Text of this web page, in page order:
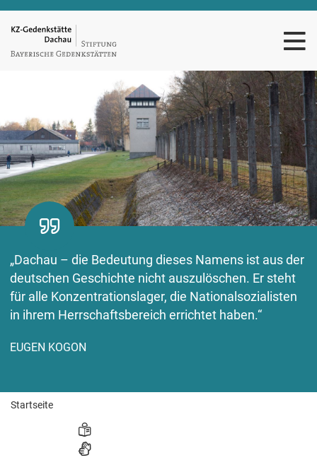
„Dachau – die Bedeutung dieses Namens ist aus der
deutschen Geschichte nicht auszulöschen. Er steht
für alle Konzentrationslager, die Nationalsozialisten
in ihrem Herrschaftsbereich errichtet haben.“
EUGEN KOGON
Startseite
LEICHTE SPRACHE
GEBÄRDENSPRACHE